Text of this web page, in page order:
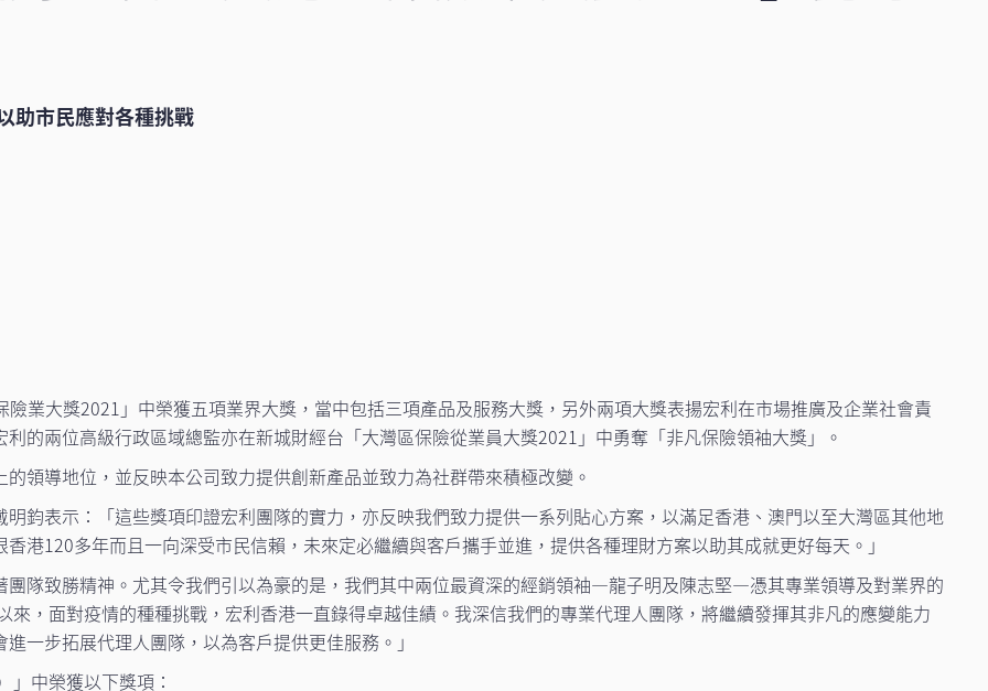
助市民應對各種挑戰
業大獎2021」中榮獲五項業界大獎，當中包括三項產品及服務大獎，另外兩項大獎表揚宏利在市場推廣及企業社會責
的兩位高級行政區域總監亦在新城財經台「大灣區保險從業員大獎2021」中勇奪「非凡保險領袖大獎」。
領導地位，並反映本公司致力提供創新產品並致力為社群帶來積極改變。
鈞表示：「這些獎項印證宏利團隊的實力，亦反映我們致力提供一系列貼心方案，以滿足香港、澳門以至大灣區其他地
港120多年而且一向深受市民信賴，未來定必繼續與客戶攜手並進，提供各種理財方案以助其成就更好每天。」
隊致勝精神。尤其令我們引以為豪的是，我們其中兩位最資深的經銷領袖—龍子明及陳志堅—憑其專業領導及對業界的
，面對疫情的種種挑戰，宏利香港一直錄得卓越佳績。我深信我們的專業代理人團隊，將繼續發揮其非凡的應變能力
一步拓展代理人團隊，以為客戶提供更佳服務。」
中榮獲以下獎項：